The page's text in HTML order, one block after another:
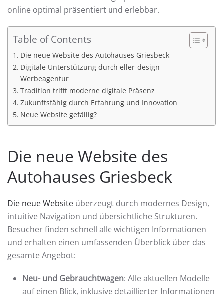
online optimal präsentiert und erlebbar.
Table of Contents
Die neue Website des Autohauses Griesbeck
Digitale Unterstützung durch eller-design
Werbeagentur
Tradition trifft moderne digitale Präsenz
Zukunftsfähig durch Erfahrung und Innovation
Neue Website gefällig?
Die neue Website des
Autohauses Griesbeck
Die neue Website überzeugt durch modernes Design,
intuitive Navigation und übersichtliche Strukturen.
Besucher finden schnell alle wichtigen Informationen
und erhalten einen umfassenden Überblick über das
gesamte Angebot:
Neu- und Gebrauchtwagen: Alle aktuellen Modelle
auf einen Blick, inklusive detaillierter Informationen